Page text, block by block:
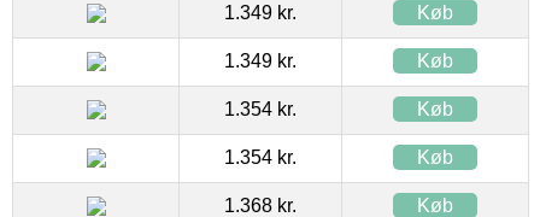
1.349 kr. Køb
1.349 kr. Køb
1.354 kr. Køb
1.354 kr. Køb
1.368 kr. Køb